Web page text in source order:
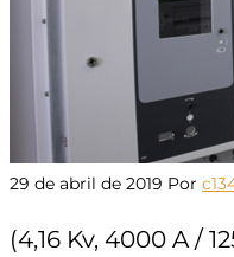
29 de abril de 2019 Por
(4,16 Kv, 4000 A /